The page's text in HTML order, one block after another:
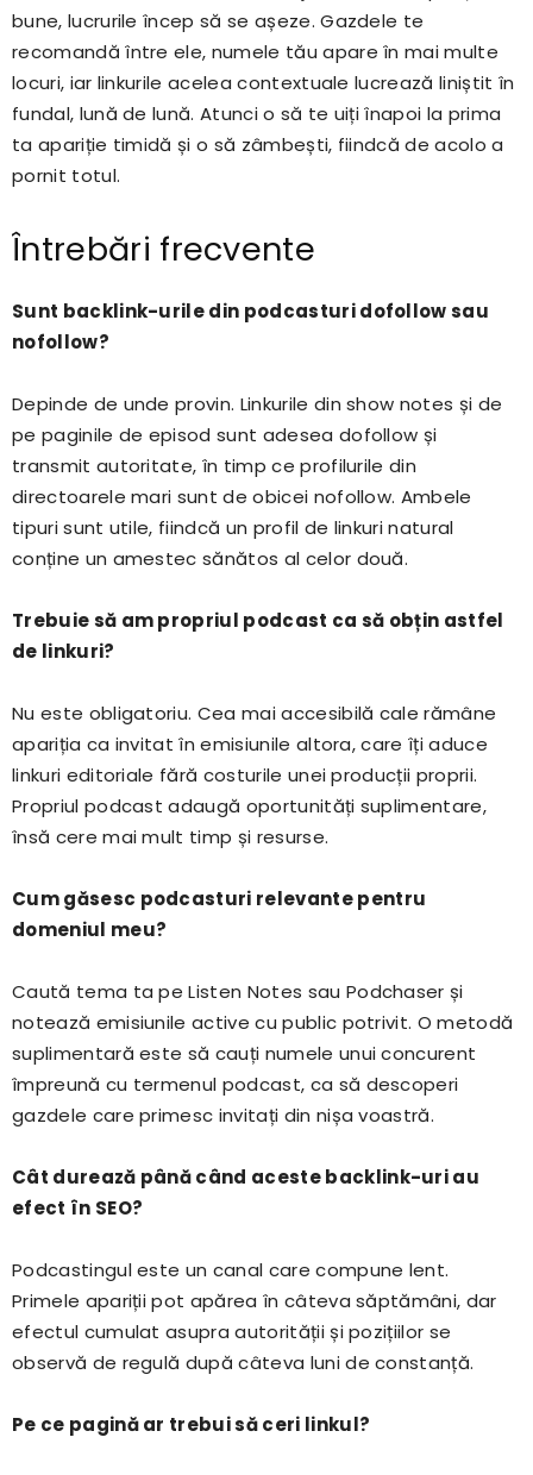
bune, lucrurile încep să se așeze. Gazdele te
recomandă între ele, numele tău apare în mai multe
locuri, iar linkurile acelea contextuale lucrează liniștit în
fundal, lună de lună. Atunci o să te uiți înapoi la prima
ta apariție timidă și o să zâmbești, fiindcă de acolo a
pornit totul.
Întrebări frecvente
Sunt backlink-urile din podcasturi dofollow sau
nofollow?
Depinde de unde provin. Linkurile din show notes și de
pe paginile de episod sunt adesea dofollow și
transmit autoritate, în timp ce profilurile din
directoarele mari sunt de obicei nofollow. Ambele
tipuri sunt utile, fiindcă un profil de linkuri natural
conține un amestec sănătos al celor două.
Trebuie să am propriul podcast ca să obțin astfel
de linkuri?
Nu este obligatoriu. Cea mai accesibilă cale rămâne
apariția ca invitat în emisiunile altora, care îți aduce
linkuri editoriale fără costurile unei producții proprii.
Propriul podcast adaugă oportunități suplimentare,
însă cere mai mult timp și resurse.
Cum găsesc podcasturi relevante pentru
domeniul meu?
Caută tema ta pe Listen Notes sau Podchaser și
notează emisiunile active cu public potrivit. O metodă
suplimentară este să cauți numele unui concurent
împreună cu termenul podcast, ca să descoperi
gazdele care primesc invitați din nișa voastră.
Cât durează până când aceste backlink-uri au
efect în SEO?
Podcastingul este un canal care compune lent.
Primele apariții pot apărea în câteva săptămâni, dar
efectul cumulat asupra autorității și pozițiilor se
observă de regulă după câteva luni de constanță.
Pe ce pagină ar trebui să ceri linkul?